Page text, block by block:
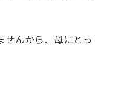
せんから、母にとっ